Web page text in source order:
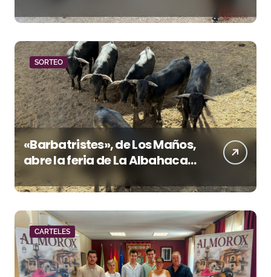
Santa María esta noche
SORTEO
«Barbatristes», de Los Maños,
abre la feria de La Albahaca
de Huesca
CARTELES